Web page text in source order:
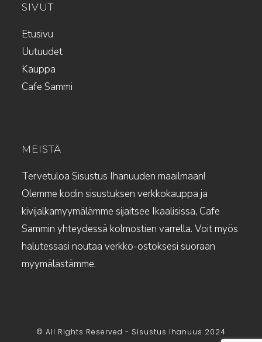
SIVUT
Etusivu
Uutuudet
Kauppa
Cafe Sammi
MEISTÄ
Tervetuloa Sisustus Ihanuuden maailmaan!
Olemme kodin sisustuksen verkkokauppa ja
kivijalkamyymälämme sijaitsee Ikaalisissa, Cafe
Sammin yhteydessä kolmostien varrella. Voit myös
halutessasi noutaa verkko-ostoksesi suoraan
myymälästämme.
© All Rights Reserved - Sisustus Ihanuus 2024